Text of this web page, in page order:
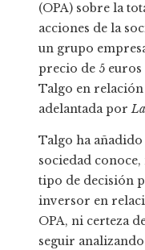
(OPA) sobre la
acciones de la
un grupo
precio de 5
Talgo en
adelantada por
Talgo ha añadido
sociedad
tipo de decisión
inversor en
OPA, ni certeza
seguir